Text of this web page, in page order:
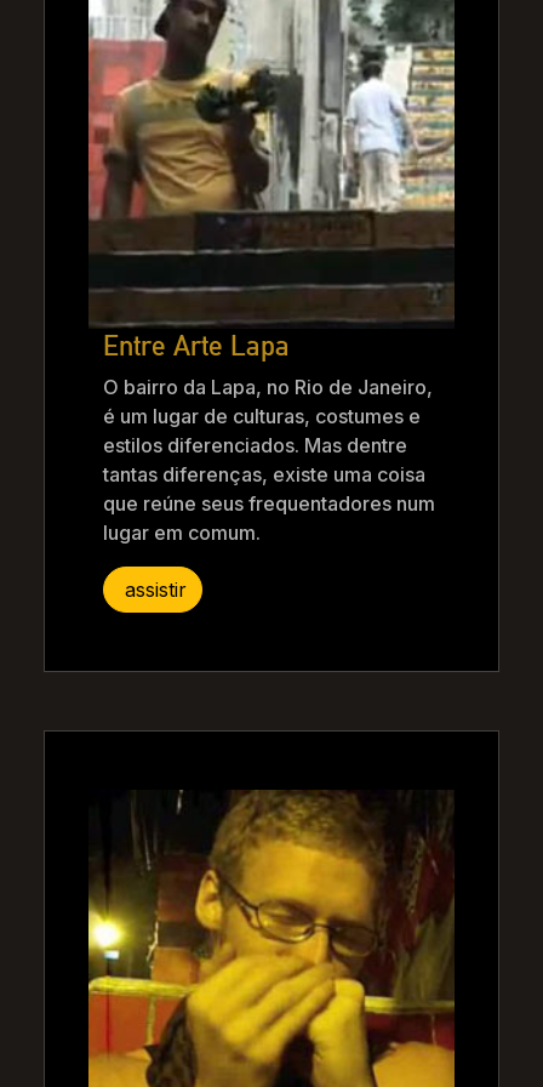
Entre Arte Lapa
O bairro da Lapa, no Rio de Janeiro,
é um lugar de culturas, costumes e
estilos diferenciados. Mas dentre
tantas diferenças, existe uma coisa
que reúne seus frequentadores num
lugar em comum.
assistir